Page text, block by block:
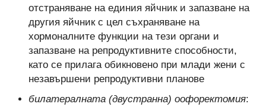
отстраняване на единия яйчник и запазване на
другия яйчник с цел съхраняване на
хормоналните функции на тези органи и
запазване на репродуктивните способности,
като се прилага обикновено при млади жени с
незавършени репродуктивни планове
билатералната (двустранна) оофоректомия: